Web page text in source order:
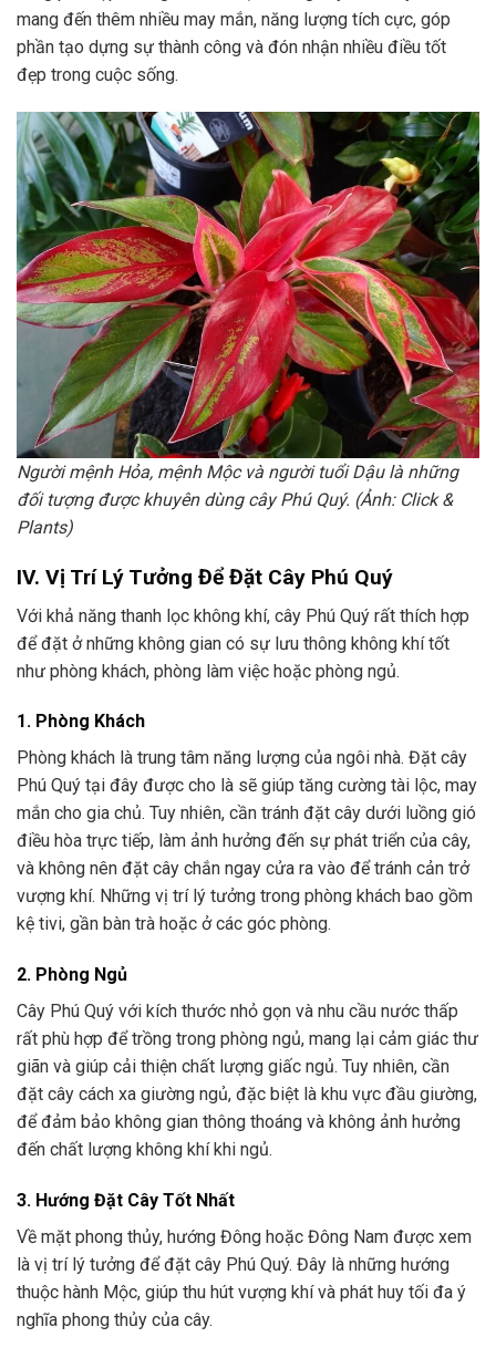
mang đến thêm nhiều may mắn, năng lượng tích cực, góp
phần tạo dựng sự thành công và đón nhận nhiều điều tốt
đẹp trong cuộc sống.
Người mệnh Hỏa, mệnh Mộc và người tuổi Dậu là những
đối tượng được khuyên dùng cây Phú Quý. (Ảnh: Click &
Plants)
IV. Vị Trí Lý Tưởng Để Đặt Cây Phú Quý
Với khả năng thanh lọc không khí, cây Phú Quý rất thích hợp
để đặt ở những không gian có sự lưu thông không khí tốt
như phòng khách, phòng làm việc hoặc phòng ngủ.
1. Phòng Khách
Phòng khách là trung tâm năng lượng của ngôi nhà. Đặt cây
Phú Quý tại đây được cho là sẽ giúp tăng cường tài lộc, may
mắn cho gia chủ. Tuy nhiên, cần tránh đặt cây dưới luồng gió
điều hòa trực tiếp, làm ảnh hưởng đến sự phát triển của cây,
và không nên đặt cây chắn ngay cửa ra vào để tránh cản trở
vượng khí. Những vị trí lý tưởng trong phòng khách bao gồm
kệ tivi, gần bàn trà hoặc ở các góc phòng.
2. Phòng Ngủ
Cây Phú Quý với kích thước nhỏ gọn và nhu cầu nước thấp
rất phù hợp để trồng trong phòng ngủ, mang lại cảm giác thư
giãn và giúp cải thiện chất lượng giấc ngủ. Tuy nhiên, cần
đặt cây cách xa giường ngủ, đặc biệt là khu vực đầu giường,
để đảm bảo không gian thông thoáng và không ảnh hưởng
đến chất lượng không khí khi ngủ.
3. Hướng Đặt Cây Tốt Nhất
Về mặt phong thủy, hướng Đông hoặc Đông Nam được xem
là vị trí lý tưởng để đặt cây Phú Quý. Đây là những hướng
thuộc hành Mộc, giúp thu hút vượng khí và phát huy tối đa ý
nghĩa phong thủy của cây.